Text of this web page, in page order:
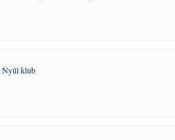
Nyúl klub